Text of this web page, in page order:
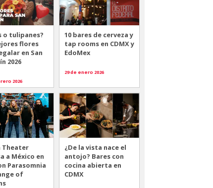
o tulipanes?
flores
en San
2026
2026
10 bares de cerveza y
tap rooms en CDMX y
EdoMex
29 de enero 2026
Theater
a México en
Parasomnia
of
¿De la vista nace el
antojo? Bares con
cocina abierta en
CDMX